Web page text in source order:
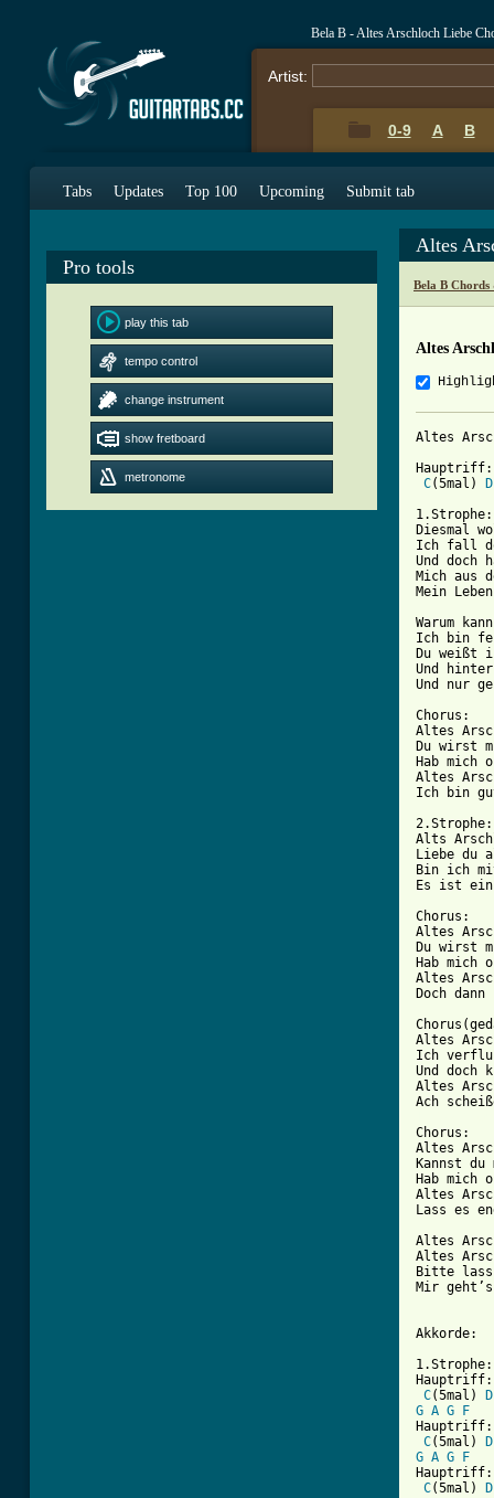
Bela B - Altes Arschloch Liebe
Artist:
0-9 A B
Tabs Updates Top 100 Upcoming Submit tab
Pro tools
play this tab
tempo control
change instrument
show fretboard
metronome
Altes
Bela B Chords
Altes
Altes
Hauptriff:
C(5mal) D
1.Strophe:
Diesmal
Ich fall
Und doch
Mich aus
Mein
Warum
Ich bin
Du weißt
Und
Und nur
Chorus:
Altes
Du wirst
Hab mich
Altes
Ich bin
2.Strophe:
Alts
Liebe du
Bin ich
Es ist ein
Chorus:
Altes
Du wirst
Hab mich
Altes
Doch
Altes
Ich
Und doch
Altes
Chorus:
Altes
Kannst
Hab mich
Altes
Lass es
Altes
Altes
Bitte
Mir
Akkorde:
1.Strophe:
Hauptriff:
C(5mal) D
G A G
F
Hauptriff:
C(5mal) D
G A G
F
Hauptriff:
C(5mal) D